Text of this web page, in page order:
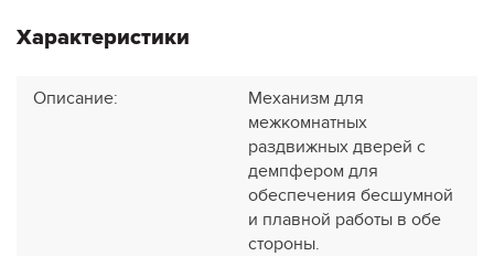
Характеристики
Описание:
Механизм для
межкомнатных
раздвижных дверей с
демпфером для
обеспечения бесшумной
и плавной работы в обе
стороны.